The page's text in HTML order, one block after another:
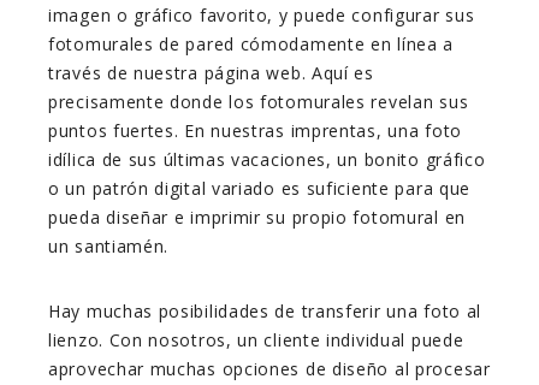
imagen o gráfico favorito, y puede configurar sus
fotomurales de pared cómodamente en línea a
través de nuestra página web. Aquí es
precisamente donde los fotomurales revelan sus
puntos fuertes. En nuestras imprentas, una foto
idílica de sus últimas vacaciones, un bonito gráfico
o un patrón digital variado es suficiente para que
pueda diseñar e imprimir su propio fotomural en
un santiamén.
Hay muchas posibilidades de transferir una foto al
lienzo. Con nosotros, un cliente individual puede
aprovechar muchas opciones de diseño al procesar